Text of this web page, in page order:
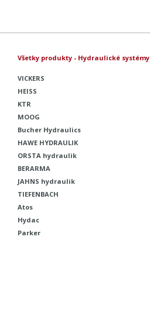
Všetky produkty - Hydraulické systémy
VICKERS
HEISS
KTR
MOOG
Bucher Hydraulics
HAWE HYDRAULIK
ORSTA hydraulik
BERARMA
JAHNS hydraulik
TIEFENBACH
Atos
Hydac
Parker